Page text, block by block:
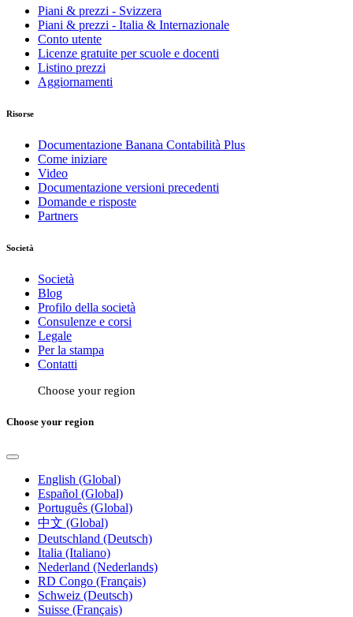
Piani & prezzi - Svizzera
Piani & prezzi - Italia & Internazionale
Conto utente
Licenze gratuite per scuole e docenti
Listino prezzi
Aggiornamenti
Risorse
Documentazione Banana Contabilità Plus
Come iniziare
Video
Documentazione versioni precedenti
Domande e risposte
Partners
Società
Società
Blog
Profilo della società
Consulenze e corsi
Legale
Per la stampa
Contatti
Choose your region
Choose your region
English (Global)
Español (Global)
Português (Global)
中文 (Global)
Deutschland (Deutsch)
Italia (Italiano)
Nederland (Nederlands)
RD Congo (Français)
Schweiz (Deutsch)
Suisse (Français)